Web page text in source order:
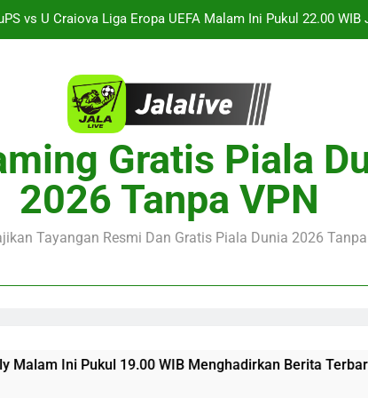
vs U Craiova Liga Eropa UEFA Malam Ini Pukul 22.00
Aston Villa vs Bayern Club Friendly Malam Ini Pukul 19.00
Persahabatan
Streaming Monaco vs Getafe Club Friendly Dini Hari Ini
vs U Craiova Liga Eropa UEFA Malam Ini Pukul 22.00 WIB
Gratis Piala
2026 Tanpa VPN
Tayangan Resmi Dan Gratis Piala Dunia 2026
WIB Menghadirkan Berita Terbaru Duel